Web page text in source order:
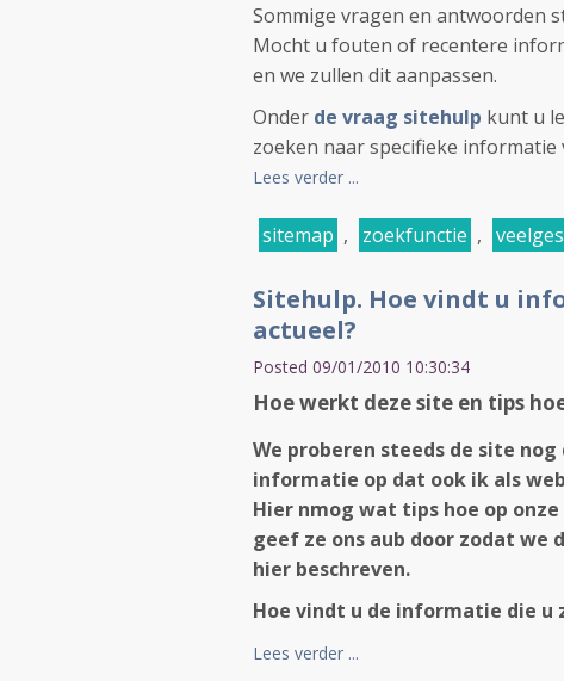
Sommige vragen en antwoorden
Mocht u fouten of recentere
en we zullen dit aanpassen.
Onder de vraag sitehulp kunt u
zoeken naar specifieke informatie
Lees verder ...
sitemap , zoekfunctie ,
Sitehulp. Hoe vindt u
actueel?
Posted 09/01/2010 10:30:34
Hoe werkt deze site en tips
We proberen steeds de site
informatie op dat ook ik als
Hier nmog wat tips hoe op
geef ze ons aub door zodat we
hier beschreven.
Hoe vindt u de informatie die u
Lees verder ...